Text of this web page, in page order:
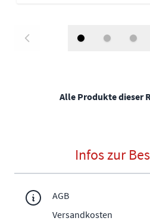
Alle Produkte dieser
Infos zur
AGB
Versandkosten